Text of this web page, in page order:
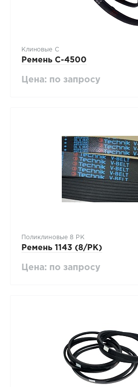
Клиновые С
Ремень C-4500
Цена: по запросу
Поликлиновые 8 PK
Ремень 1143 (8/PK)
Цена: по запросу